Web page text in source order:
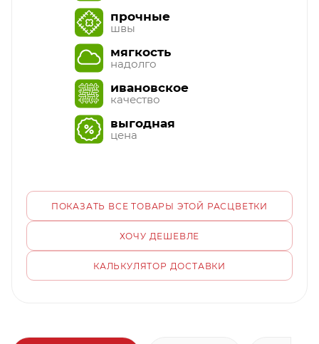
прочные
швы
мягкость
надолго
ивановское
качество
выгодная
цена
ПОКАЗАТЬ ВСЕ ТОВАРЫ ЭТОЙ РАСЦВЕТКИ
ХОЧУ ДЕШЕВЛЕ
КАЛЬКУЛЯТОР ДОСТАВКИ